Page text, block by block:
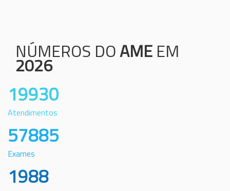
NÚMEROS DOAME EM
2026
19930
Atendimentos
57885
Exames
1988